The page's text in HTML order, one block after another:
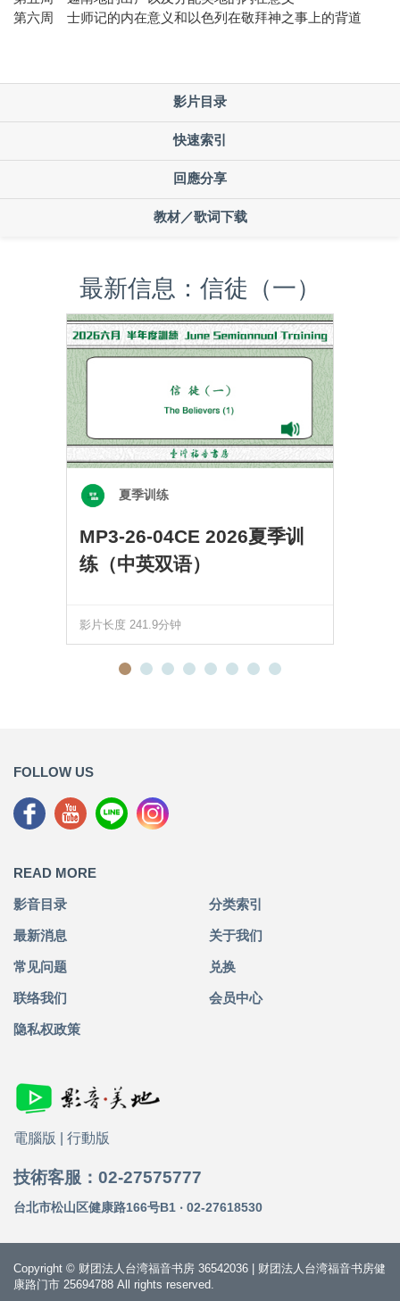
第六周 士师记的内在意义和以色列在敬拜神之事上的背道
影片目录
快速索引
回應分享
教材／歌词下载
最新信息：信徒（一）
夏季训练
MP3-26-04CE 2026夏季训
练（中英双语）
影片长度 241.9分钟
FOLLOW US
READ MORE
影音目录 分类索引
最新消息 关于我们
常见问题 兑换
联络我们 会员中心
隐私权政策
電腦版 行動版
技術客服：02-27575777
台北市松山区健康路166号B1 ‧ 02-27618530
Copyright © 财团法人台湾福音书房 36542036 | 财团法人台湾福音书房健
康路门市 25694788 All rights reserved.